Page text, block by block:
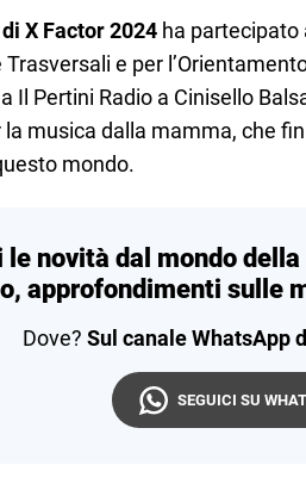
X Factor 2024 ha partecipato
e per
Il Pertini Radio a Cinisello
la musica dalla mamma, che
mondo.
le novità dal mondo
approfondimenti sulle
Dove? Sul canale WhatsApp
SEGUICI SU